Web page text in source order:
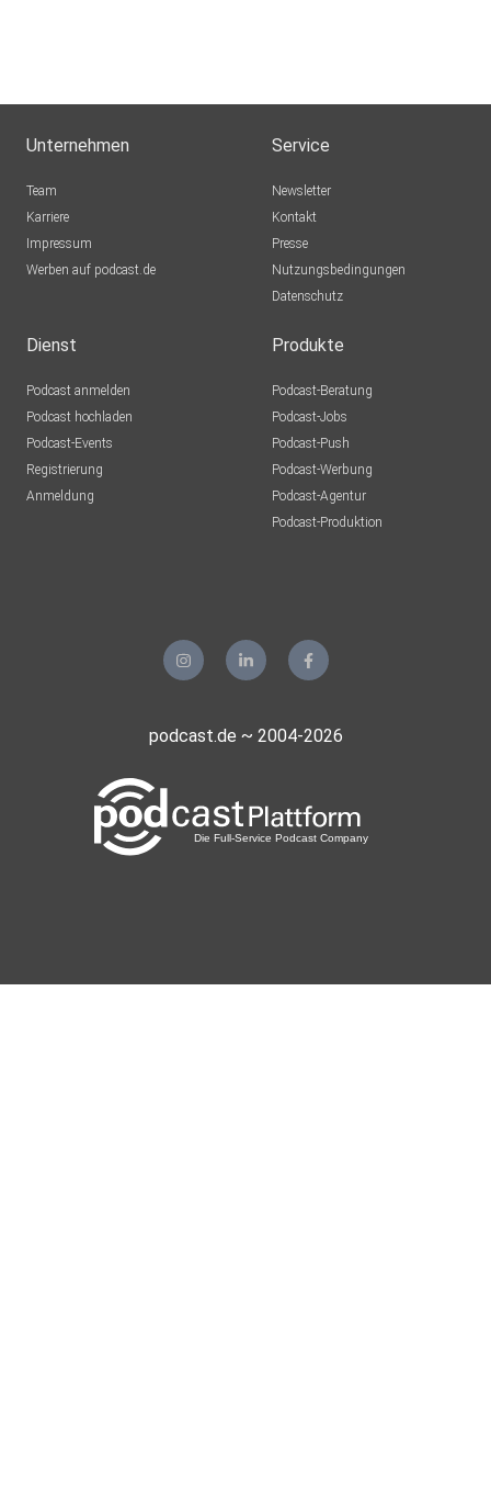
Unternehmen
Team
Karriere
Impressum
Werben auf podcast.de
Service
Newsletter
Kontakt
Presse
Nutzungsbedingungen
Datenschutz
Dienst
Podcast anmelden
Podcast hochladen
Podcast-Events
Registrierung
Anmeldung
Produkte
Podcast-Beratung
Podcast-Jobs
Podcast-Push
Podcast-Werbung
Podcast-Agentur
Podcast-Produktion
podcast.de ~ 2004-2026